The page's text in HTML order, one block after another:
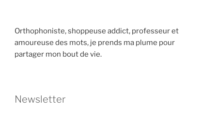
Orthophoniste, shoppeuse addict, professeur et
amoureuse des mots, je prends ma plume pour
partager mon bout de vie.
Newsletter